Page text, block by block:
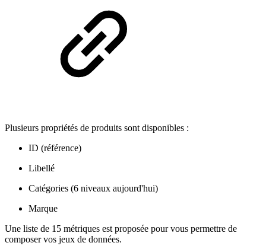
Plusieurs propriétés de produits sont disponibles :
ID (référence)
Libellé
Catégories (6 niveaux aujourd'hui)
Marque
Une liste de 15 métriques est proposée pour vous permettre de
composer vos jeux de données.